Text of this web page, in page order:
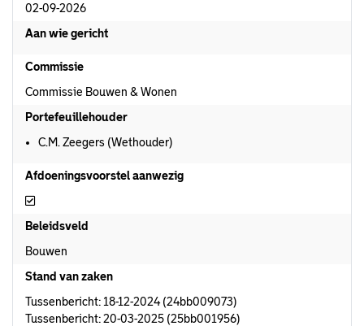
02-09-2026
Aan wie gericht
Commissie
Commissie Bouwen & Wonen
Portefeuillehouder
C.M. Zeegers (Wethouder)
Afdoeningsvoorstel aanwezig
Afdoeningsvoorstel aanwezig
Beleidsveld
Bouwen
Stand van zaken
Tussenbericht: 18-12-2024 (24bb009073)
Tussenbericht: 20-03-2025 (25bb001956)